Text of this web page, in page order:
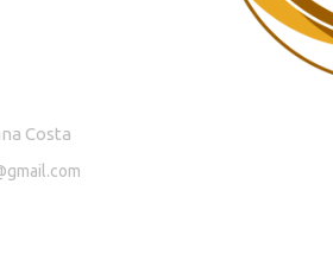
Costa